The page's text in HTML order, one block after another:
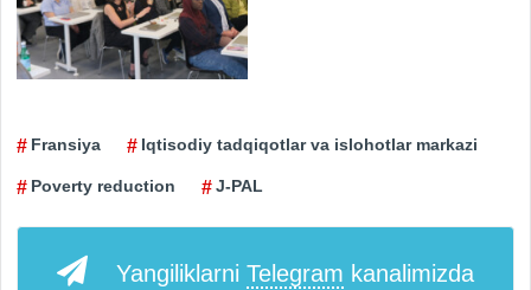
Fransiya Iqtisodiy tadqiqotlar va islohotlar markazi
Poverty reduction J-PAL
Yangiliklarni Telegram kanalimizda